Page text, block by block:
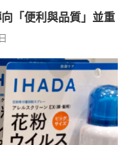
「便利與品質」並重